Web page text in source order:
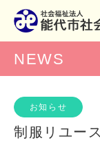
NEWS
お知らせ
制服リユー